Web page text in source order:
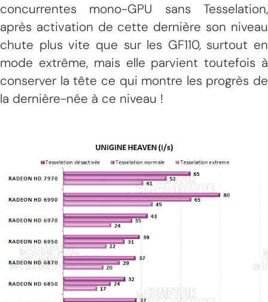
concurrentes mono-GPU sans Tesselation,
après activation de cette dernière son niveau
chute plus vite que sur les GF110, surtout en
mode extrême, mais elle parvient toutefois à
conserver la tête ce qui montre les progrès de
la dernière-née à ce niveau !